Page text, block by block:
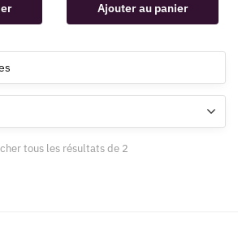
Ajouter au panier
tous les résultats de 2